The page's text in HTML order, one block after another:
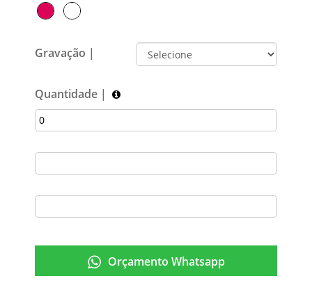
Gravação |
Quantidade |
Orçamento Whatsapp